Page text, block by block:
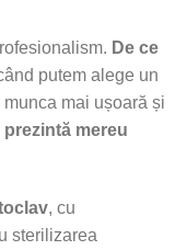
De ce
putem alege un
mai ușoară și
prezintă mereu
, cu
sterilizarea